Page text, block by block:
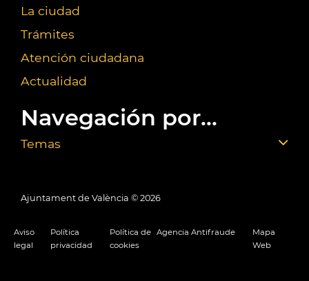
La ciudad
Trámites
Atención ciudadana
Actualidad
Navegación por...
Temas
Ajuntament de València © 2026
Aviso
legal
Política
privacidad
Política de
cookies
Agencia Antifraude
Mapa
Web